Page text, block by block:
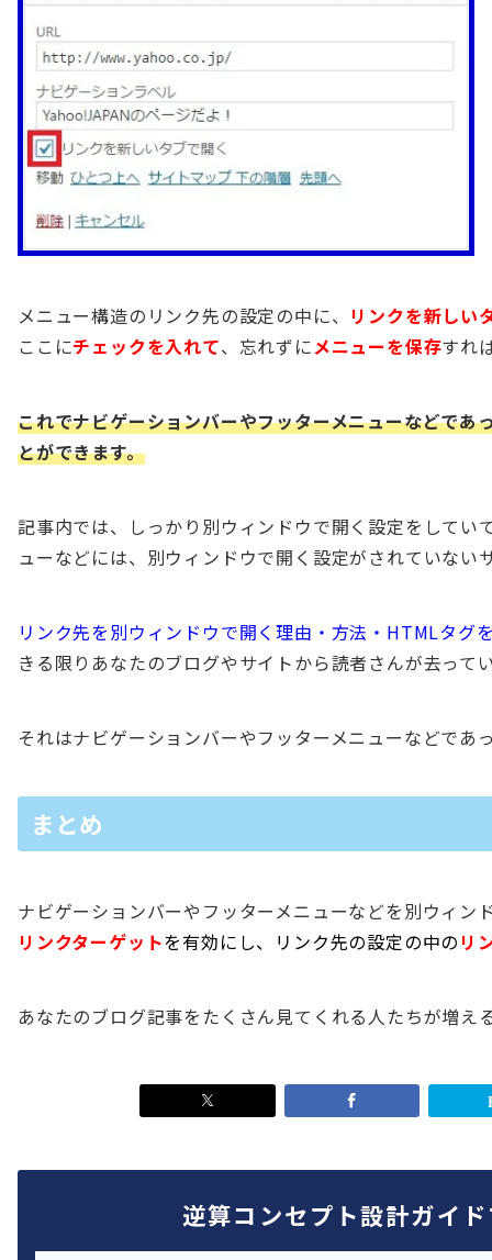
メニュー構造のリンク先の設定の中に、 リンクを新しい
ここにチェックを入れて、忘れずにメニューを保存すれ
これでナビゲーションバーやフッターメニューなどであ
とができます。
記事内では、しっかり別ウィンドウで開く設定をしてい
ューなどには、別ウィンドウで開く設定がされていない
リンク先を別ウィンドウで開く理由・方法・HTMLタグ
きる限りあなたのブログやサイトから読者さんが去って
それはナビゲーションバーやフッターメニューなどであ
まとめ
ナビゲーションバーやフッターメニューなどを別ウィン
リンクターゲットを有効にし、リンク先の設定の中の リ
あなたのブログ記事をたくさん見てくれる人たちが増
逆算コンセプト設計ガイ